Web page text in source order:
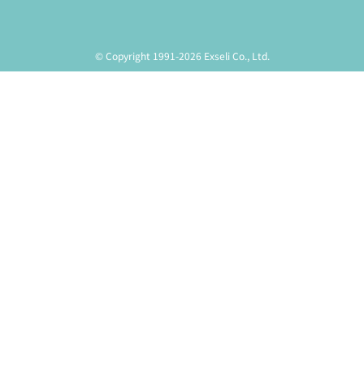
© Copyright 1991-2026 Exseli Co., Ltd.